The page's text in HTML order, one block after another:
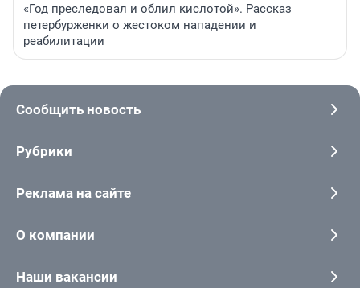
«Год преследовал и облил кислотой». Рассказ
петербурженки о жестоком нападении и
реабилитации
Сообщить новость
Рубрики
Реклама на сайте
О компании
Наши вакансии